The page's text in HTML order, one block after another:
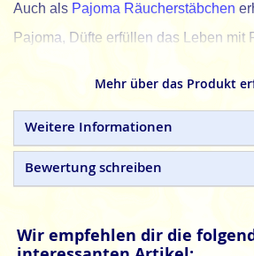
Auch als Pajoma Räucherstäbchen
Pajoma, Düfte erfüllen das Leben mit
Qualitätsanforderungen entsprechen.
Duftgenuss.
Achtung
Mehr über das Produkt
Weitere Informationen
Bewertung schreiben
Wir empfehlen dir die